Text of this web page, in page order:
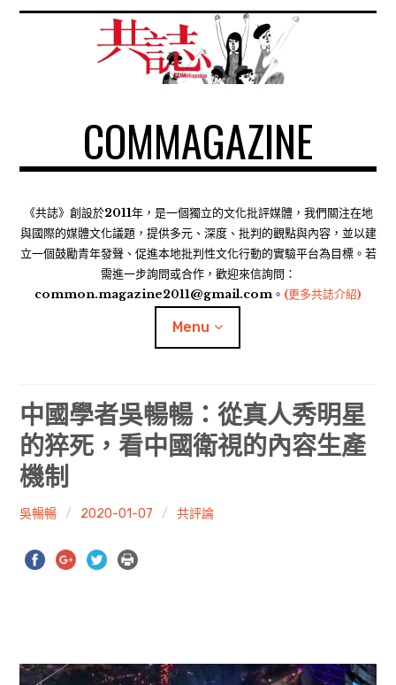
COMMAGAZINE
《共誌》創設於2011年，是一個獨立的文化批評媒體，我們關注在地
與國際的媒體文化議題，提供多元、深度、批判的觀點與內容，並以建
立一個鼓勵青年發聲、促進本地批判性文化行動的實驗平台為目標。若
需進一步詢問或合作，歡迎來信詢問：
common.magazine2011@gmail.com。 (更多共誌介紹)
Menu
共專題
共評論
共想/共享
共誌寫手
中國學者吳暢暢：從真人秀明星
的猝死，看中國衛視的內容生產
機制
吳暢暢 2020-01-07 共評論